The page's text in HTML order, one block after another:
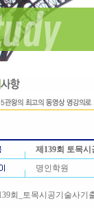
제139회 토목
명인학원
회_토목시공기술사기